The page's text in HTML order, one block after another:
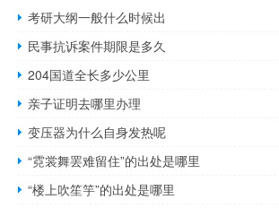
考研大纲一般什么时候出
民事抗诉案件期限是多久
204国道全长多少公里
亲子证明去哪里办理
变压器为什么自身发热呢
“霓裳舞罢难留住”的出处是哪里
“楼上吹笙竽”的出处是哪里